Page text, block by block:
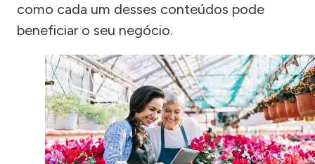
como cada um desses conteúdos pode
beneficiar o seu negócio.